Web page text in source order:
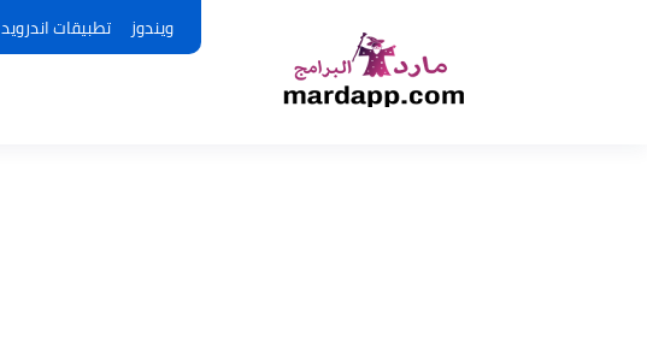
ويندوز تطبيقات اندرويد